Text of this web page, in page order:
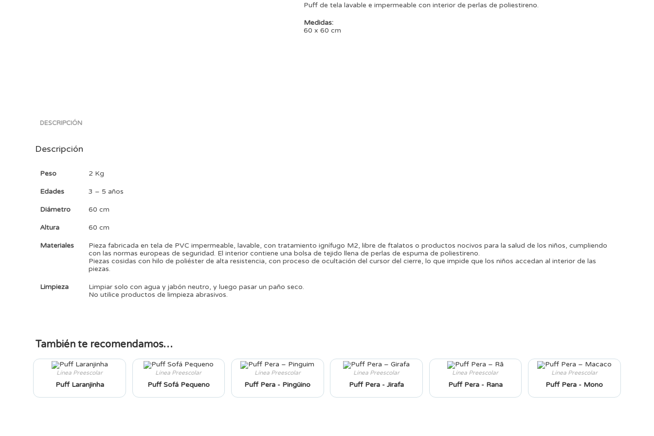
Puff de tela lavable e impermeable con interior de perlas de poliestireno.
Medidas:
60 x 60 cm
DESCRIPCIÓN
Descripción
Peso 2 Kg
Edades 3 – 5 años
Diámetro 60 cm
Altura 60 cm
Materiales
Pieza fabricada en tela de PVC impermeable, lavable, con tratamiento ignífugo M2, libre de ftalatos o productos nocivos para la salud de los niños, cumpliendo
con las normas europeas de seguridad. El interior contiene una bolsa de tejido llena de perlas de espuma de poliestireno.
Piezas cosidas con hilo de poliéster de alta resistencia, con proceso de ocultación del cursor del cierre, lo que impide que los niños accedan al interior de las
piezas.
Limpieza
Limpiar solo con agua y jabón neutro, y luego pasar un paño seco.
No utilice productos de limpieza abrasivos.
También te recomendamos…
Línea Preescolar
Puff Laranjinha
Línea Preescolar
Puff Sofá Pequeno
Línea Preescolar
Puff Pera - Pingüino
Línea Preescolar
Puff Pera - Jirafa
Línea Preescolar
Puff Pera - Rana
Línea Preescolar
Puff Pera - Mono